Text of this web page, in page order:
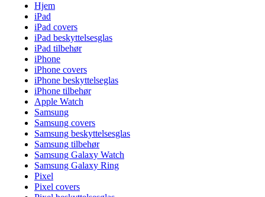
Hjem
iPad
iPad covers
iPad beskyttelsesglas
iPad tilbehør
iPhone
iPhone covers
iPhone beskyttelseglas
iPhone tilbehør
Apple Watch
Samsung
Samsung covers
Samsung beskyttelsesglas
Samsung tilbehør
Samsung Galaxy Watch
Samsung Galaxy Ring
Pixel
Pixel covers